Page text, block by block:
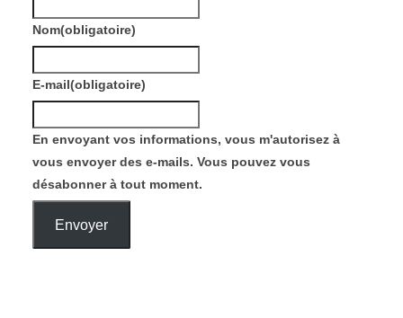
Nom(obligatoire)
E-mail(obligatoire)
En envoyant vos informations, vous m'autorisez à
vous envoyer des e-mails. Vous pouvez vous
désabonner à tout moment.
Envoyer